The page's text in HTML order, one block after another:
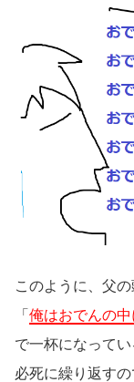
このように、父
「 俺はおでんの中
で一杯になって
必死に繰り返すの